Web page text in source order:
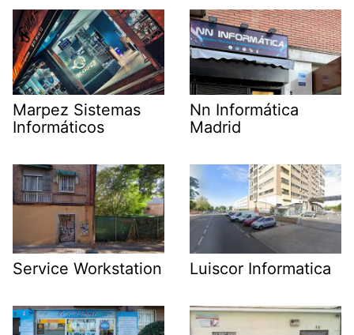
Marpez Sistemas
Informáticos
Nn Informática
Madrid
Service Workstation Luiscor Informatica